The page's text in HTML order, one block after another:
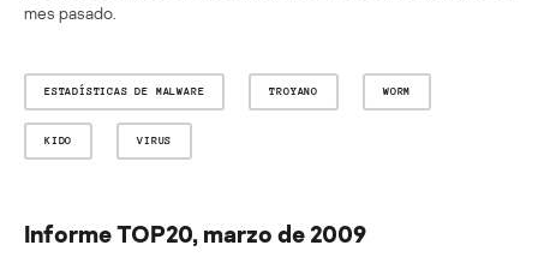
mes pasado.
ESTADÍSTICAS DE MALWARE TROYANO WORM
KIDO VIRUS
Informe TOP20, marzo de 2009